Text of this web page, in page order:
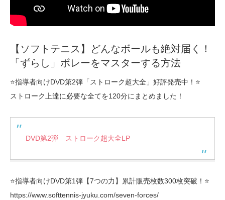
【ソフトテニス】どんなボールも絶対届く！
「ずらし」ボレーをマスターする方法
⭐️指導者向けDVD第2弾「ストローク超大全」好評発売中！⭐️
ストローク上達に必要な全てを120分にまとめました！
DVD第2弾 ストローク超大全LP
⭐️指導者向けDVD第1弾【7つの力】累計販売枚数300枚突破！⭐️
https://www.softtennis-jyuku.com/seven-forces/